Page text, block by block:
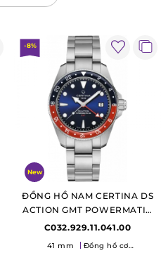
-8%
New
ĐỒNG HỒ NAM CERTINA DS
ACTION GMT POWERMATIC
80
C032.929.11.041.00
41 mm
Đồng hồ cơ